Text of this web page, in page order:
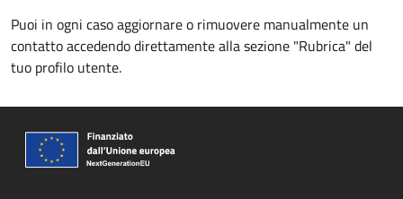
Puoi in ogni caso aggiornare o rimuovere manualmente un
contatto accedendo direttamente alla sezione "Rubrica" del
tuo profilo utente.